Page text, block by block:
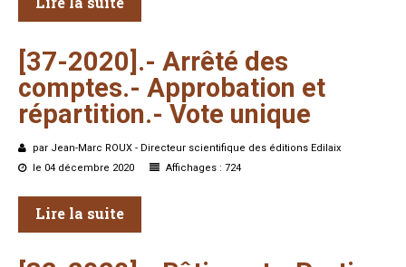
[37-2020].- Arrêté des
comptes.- Approbation et
répartition.- Vote unique
par Jean-Marc ROUX - Directeur scientifique des éditions Edilaix
le 04 décembre 2020
Affichages : 724
Lire la suite